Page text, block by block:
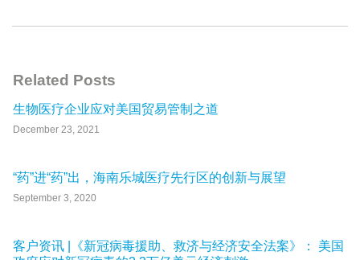
Related Posts
生物医疗企业应对美国贸易管制之道
December 23, 2021
“药”进“药”出，海南乐城医疗先行区的创新与展望
September 3, 2020
客户资讯 |《新冠病毒援助、救济与经济安全法案》： 美国